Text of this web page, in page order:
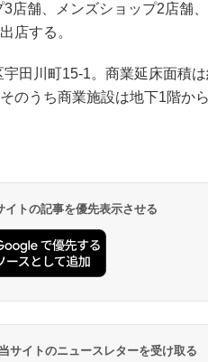
店舗、メンズショップ2店舗
店する。
田川町15-1。商業延床面積
のうち商業施設は地下1階か
トの記事を優先表示させる
サイトのニュースレターを受け取る